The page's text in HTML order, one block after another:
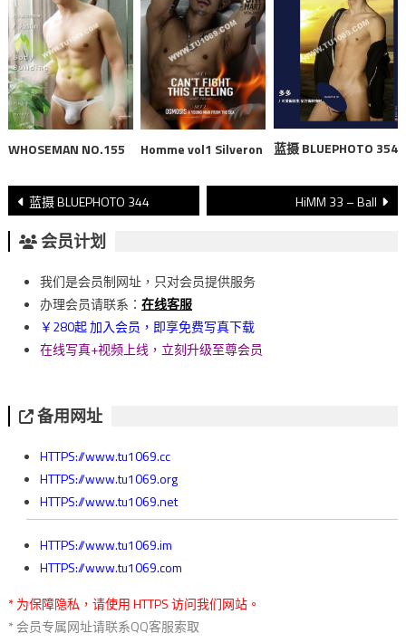
WHOSEMAN NO.155 Homme vol1 Silveron 蓝摄 BLUEPHOTO 354
文
章
導
覽
蓝摄 BLUEPHOTO 344 HiMM 33 – Ball
会员计划
我们是会员制网址，只对会员提供服务
办理会员请联系： 在线客服
￥280起 加入会员，即享免费写真下载
在线写真+视频上线，立刻升级至尊会员
备用网址
HTTPS://www.tu1069.cc
HTTPS://www.tu1069.org
HTTPS://www.tu1069.net
HTTPS://www.tu1069.im
HTTPS://www.tu1069.com
* 为保障隐私，请使用 HTTPS 访问我们网站。
* 会员专属网址请联系QQ客服索取